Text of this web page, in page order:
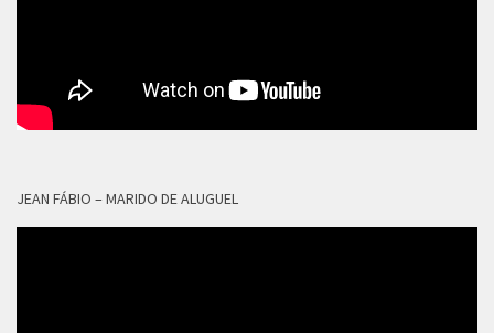
JEAN FÁBIO – MARIDO DE ALUGUEL